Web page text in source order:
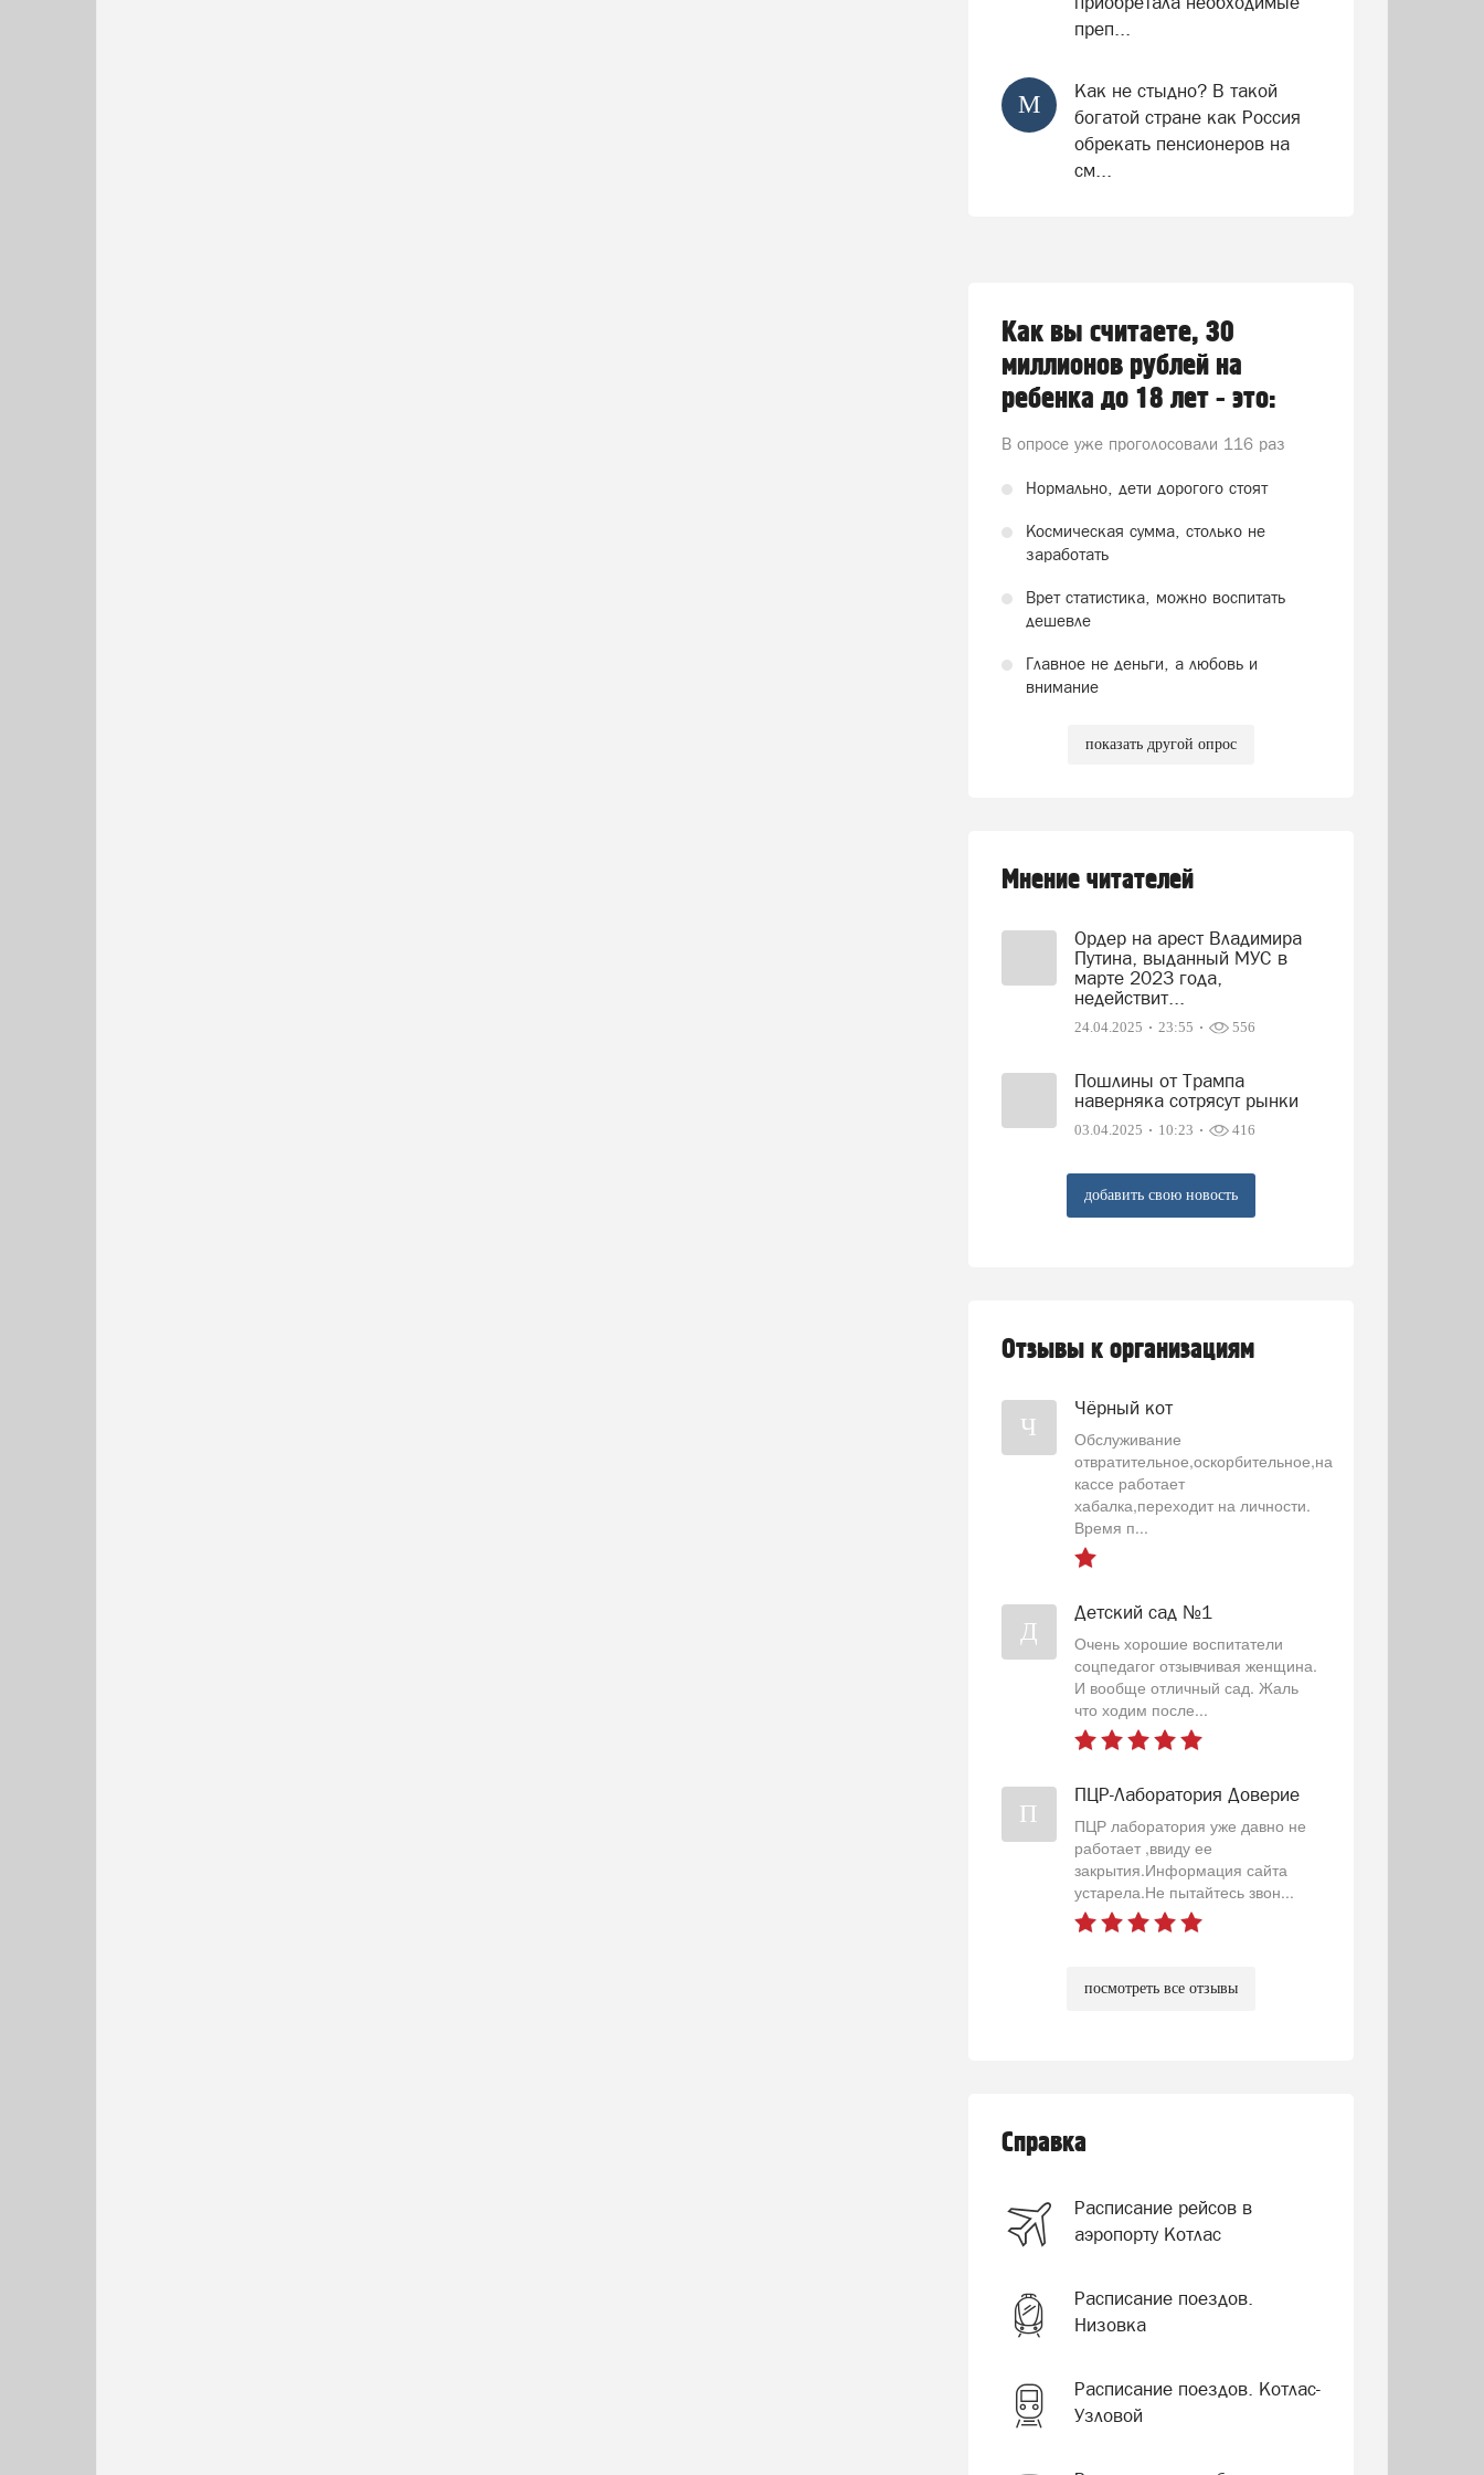
преп...
М
Как не стыдно? В такой
богатой стране как Россия
обрекать пенсионеров на
см...
Как вы считаете, 30
миллионов рублей на
ребенка до 18 лет - это:
В опросе уже проголосовали 116 раз
Нормально, дети дорогого стоят
Космическая сумма, столько не
заработать
Врет статистика, можно воспитать
дешевле
Главное не деньги, а любовь и
внимание
показать другой опрос
Мнение читателей
Ордер на арест Владимира
Путина, выданный МУС в
марте 2023 года,
недействит...
24.04.2025 23:55 556
Пошлины от Трампа
наверняка сотрясут рынки
03.04.2025 10:23 416
добавить свою новость
Отзывы к организациям
Ч
Чёрный кот
Обслуживание
отвратительное,оскорбительное,на
кассе работает
хабалка,переходит на личности.
Время п...
Д
Детский сад №1
Очень хорошие воспитатели
соцпедагог отзывчивая женщина.
И вообще отличный сад. Жаль
что ходим после...
П
ПЦР-Лаборатория Доверие
ПЦР лаборатория уже давно не
работает ,ввиду ее
закрытия.Информация сайта
устарела.Не пытайтесь звон...
посмотреть все отзывы
Справка
Расписание рейсов в
аэропорту Котлас
Расписание поездов.
Низовка
Расписание поездов. Котлас-
Узловой